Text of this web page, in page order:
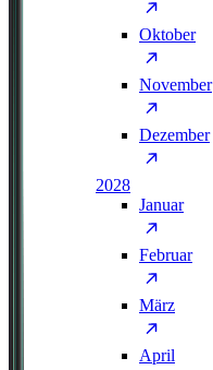
Oktober
November
Dezember
2028
Januar
Februar
März
April